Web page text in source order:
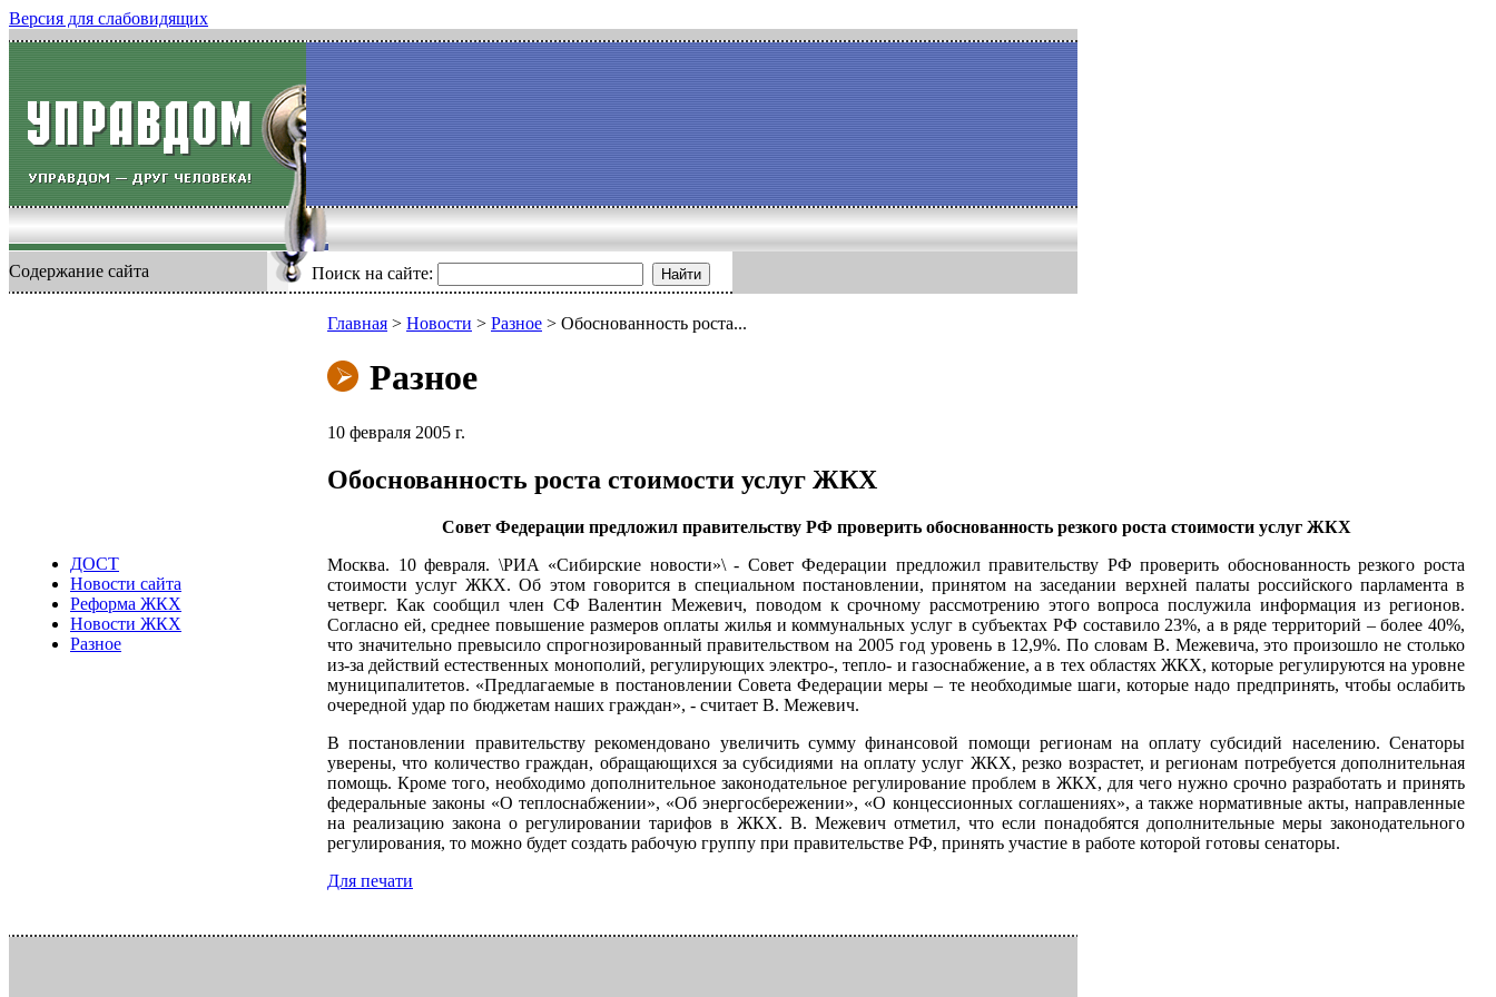
Версия для слабовидящих
Содержание сайта Поиск на сайте: Найти
ДОСТ
Новости сайта
Реформа ЖКХ
Новости ЖКХ
Разное
Главная > Новости > Разное > Обоснованность роста...
Разное
10 февраля 2005 г.
Обоснованность роста стоимости услуг ЖКХ
Совет Федерации предложил правительству РФ проверить обоснованность резкого роста стоимости услуг ЖКХ
Москва. 10 февраля. \РИА «Сибирские новости»\ - Совет Федерации предложил правительству РФ проверить обоснованность резкого роста
стоимости услуг ЖКХ. Об этом говорится в специальном постановлении, принятом на заседании верхней палаты российского парламента в
четверг. Как сообщил член СФ Валентин Межевич, поводом к срочному рассмотрению этого вопроса послужила информация из регионов.
Согласно ей, среднее повышение размеров оплаты жилья и коммунальных услуг в субъектах РФ составило 23%, а в ряде территорий – более 40%,
что значительно превысило спрогнозированный правительством на 2005 год уровень в 12,9%. По словам В. Межевича, это произошло не столько
из-за действий естественных монополий, регулирующих электро-, тепло- и газоснабжение, а в тех областях ЖКХ, которые регулируются на уровне
муниципалитетов. «Предлагаемые в постановлении Совета Федерации меры – те необходимые шаги, которые надо предпринять, чтобы ослабить
очередной удар по бюджетам наших граждан», - считает В. Межевич.
В постановлении правительству рекомендовано увеличить сумму финансовой помощи регионам на оплату субсидий населению. Сенаторы
уверены, что количество граждан, обращающихся за субсидиями на оплату услуг ЖКХ, резко возрастет, и регионам потребуется дополнительная
помощь. Кроме того, необходимо дополнительное законодательное регулирование проблем в ЖКХ, для чего нужно срочно разработать и принять
федеральные законы «О теплоснабжении», «Об энергосбережении», «О концессионных соглашениях», а также нормативные акты, направленные
на реализацию закона о регулировании тарифов в ЖКХ. В. Межевич отметил, что если понадобятся дополнительные меры законодательного
регулирования, то можно будет создать рабочую группу при правительстве РФ, принять участие в работе которой готовы сенаторы.
Для печати